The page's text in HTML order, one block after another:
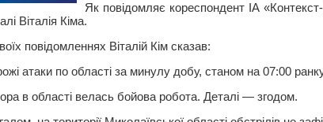
Як повідомляє кореспондент ІА
Віталія Кіма.
повідомленнях Віталій Кім сказав:
атаки по області за минулу добу, станом на 07:00
в області велась бойова робота. Деталі — згодом.